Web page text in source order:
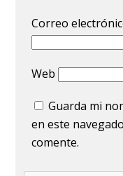
Correo
Web
Guarda mi
en este
comente.